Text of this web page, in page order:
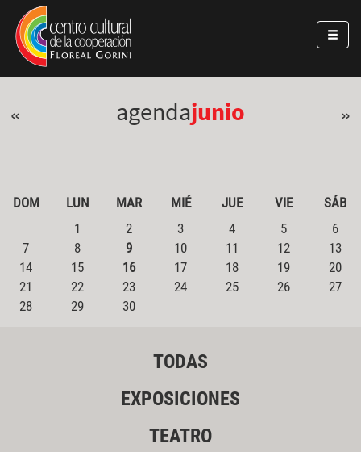
Pasar al contenido principal
Jump to main content
« agendajunio »
DOM LUN MAR MIÉ JUE VIE
SÁB
1
2 3 4 5
6
7
8 9 10 11 12
13
14
15 16 17 18 19
20
21
22 23 24 25 26
27
28
29 30
TODAS
EXPOSICIONES
TEATRO